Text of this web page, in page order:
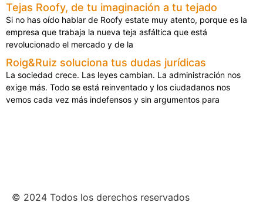
Tejas Roofy, de tu imaginación a tu tejado
Si no has oído hablar de Roofy estate muy atento, porque es la
empresa que trabaja la nueva teja asfáltica que está
revolucionado el mercado y de la
Roig&Ruiz soluciona tus dudas jurídicas
La sociedad crece. Las leyes cambian. La administración nos
exige más. Todo se está reinventado y los ciudadanos nos
vemos cada vez más indefensos y sin argumentos para
© 2024 Todos los derechos reservados